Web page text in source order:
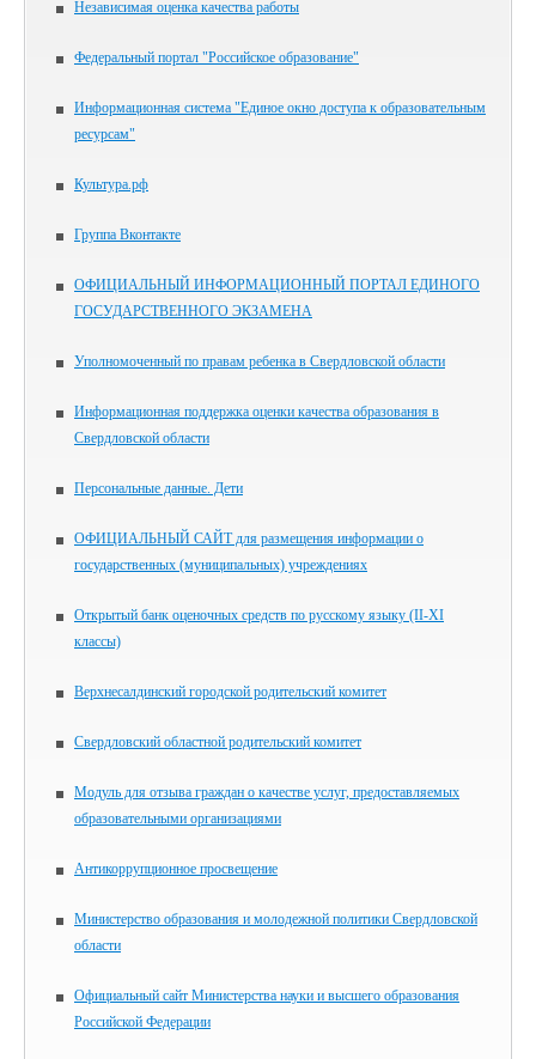
Независимая оценка качества работы
Федеральный портал "Российское образование"
Информационная система "Единое окно доступа к образовательным
ресурсам"
Культура.рф
Группа Вконтакте
ОФИЦИАЛЬНЫЙ ИНФОРМАЦИОННЫЙ ПОРТАЛ ЕДИНОГО
ГОСУДАРСТВЕННОГО ЭКЗАМЕНА
Уполномоченный по правам ребенка в Свердловской области
Информационная поддержка оценки качества образования в
Свердловской области
Персональные данные. Дети
ОФИЦИАЛЬНЫЙ САЙТ для размещения информации о
государственных (муниципальных) учреждениях
Открытый банк оценочных средств по русскому языку (II-XI
классы)
Верхнесалдинский городской родительский комитет
Свердловский областной родительский комитет
Модуль для отзыва граждан о качестве услуг, предоставляемых
образовательными организациями
Антикоррупционное просвещение
Министерство образования и молодежной политики Свердловской
области
Официальный сайт Министерства науки и высшего образования
Российской Федерации